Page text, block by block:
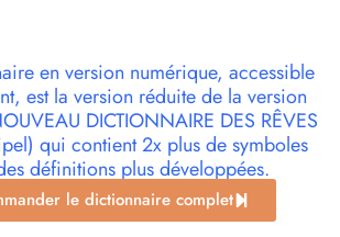
en version numérique, accessible
est la version réduite de la version
DICTIONNAIRE DES RÊVES
qui contient 2x plus de symboles
définitions plus développées.
le dictionnaire complet